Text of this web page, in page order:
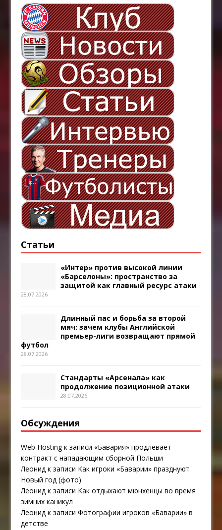
Статьи
«Интер» против высокой линии
«Барселоны»: пространство за
защитой как главный ресурс атаки
28.07.2026
Длинный пас и борьба за второй
мяч: зачем клубы Английской
премьер-лиги возвращают прямой
футбол
28.07.2026
Стандарты «Арсенала» как
продолжение позиционной атаки
28.07.2026
Обсуждения
Web Hostingк записи «Бавария» продлевает
контракт с нападающим сборной Польши
Леонид к записи Как игроки «Баварии» празднуют
Новый год (фото)
Леонид к записи Как отдыхают мюнхенцы во время
зимних каникул
Леонид к записиФотографии игроков «Баварии» в
детстве